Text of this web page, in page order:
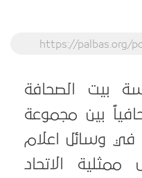
https://palbas.org/
بيت الصحافة
بين مجموعة
في وسائل اعلام
ممثلية الاتحاد